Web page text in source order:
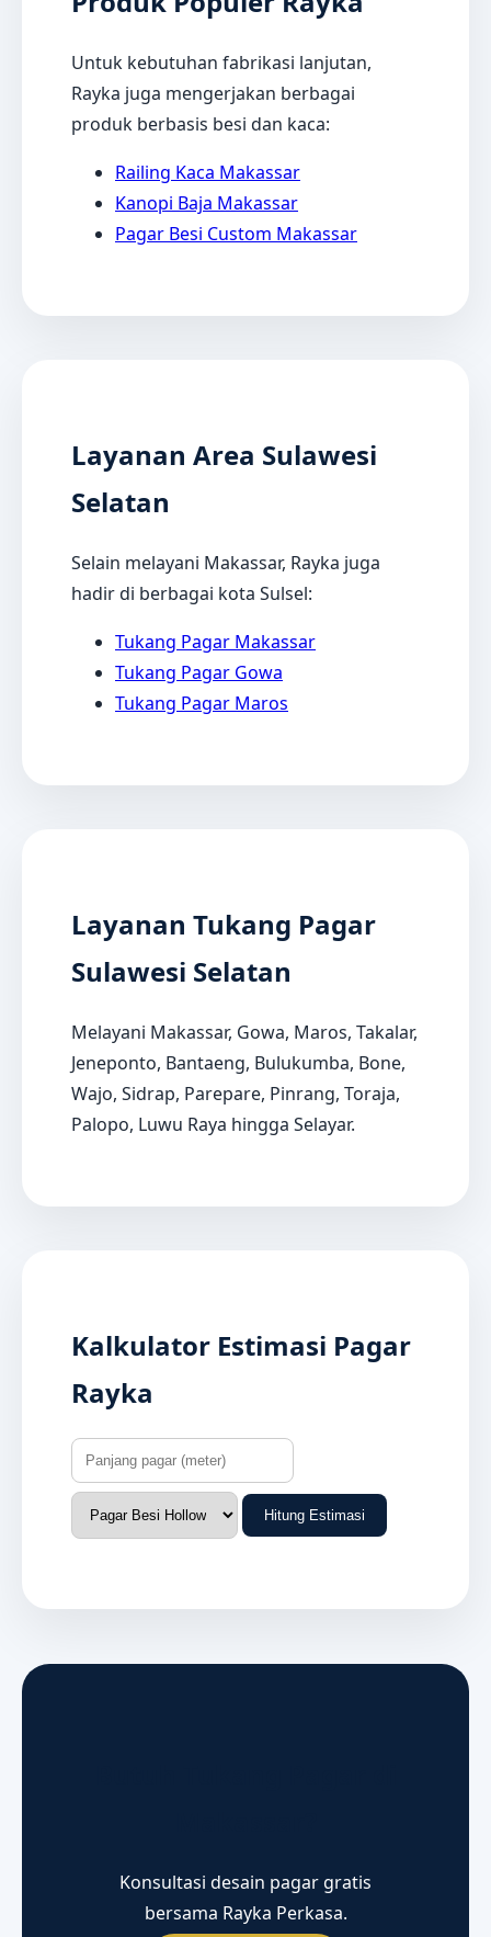
Untuk kebutuhan fabrikasi lanjutan,
Rayka juga mengerjakan berbagai
produk berbasis besi dan kaca:
Railing Kaca Makassar
Kanopi Baja Makassar
Pagar Besi Custom Makassar
Layanan Area Sulawesi
Selatan
Selain melayani Makassar, Rayka juga
hadir di berbagai kota Sulsel:
Tukang Pagar Makassar
Tukang Pagar Gowa
Tukang Pagar Maros
Layanan Tukang Pagar
Sulawesi Selatan
Melayani Makassar, Gowa, Maros, Takalar,
Jeneponto, Bantaeng, Bulukumba, Bone,
Wajo, Sidrap, Parepare, Pinrang, Toraja,
Palopo, Luwu Raya hingga Selayar.
Kalkulator Estimasi Pagar
Rayka
Hitung Estimasi
Konsultasi desain pagar gratis
bersama Rayka Perkasa.